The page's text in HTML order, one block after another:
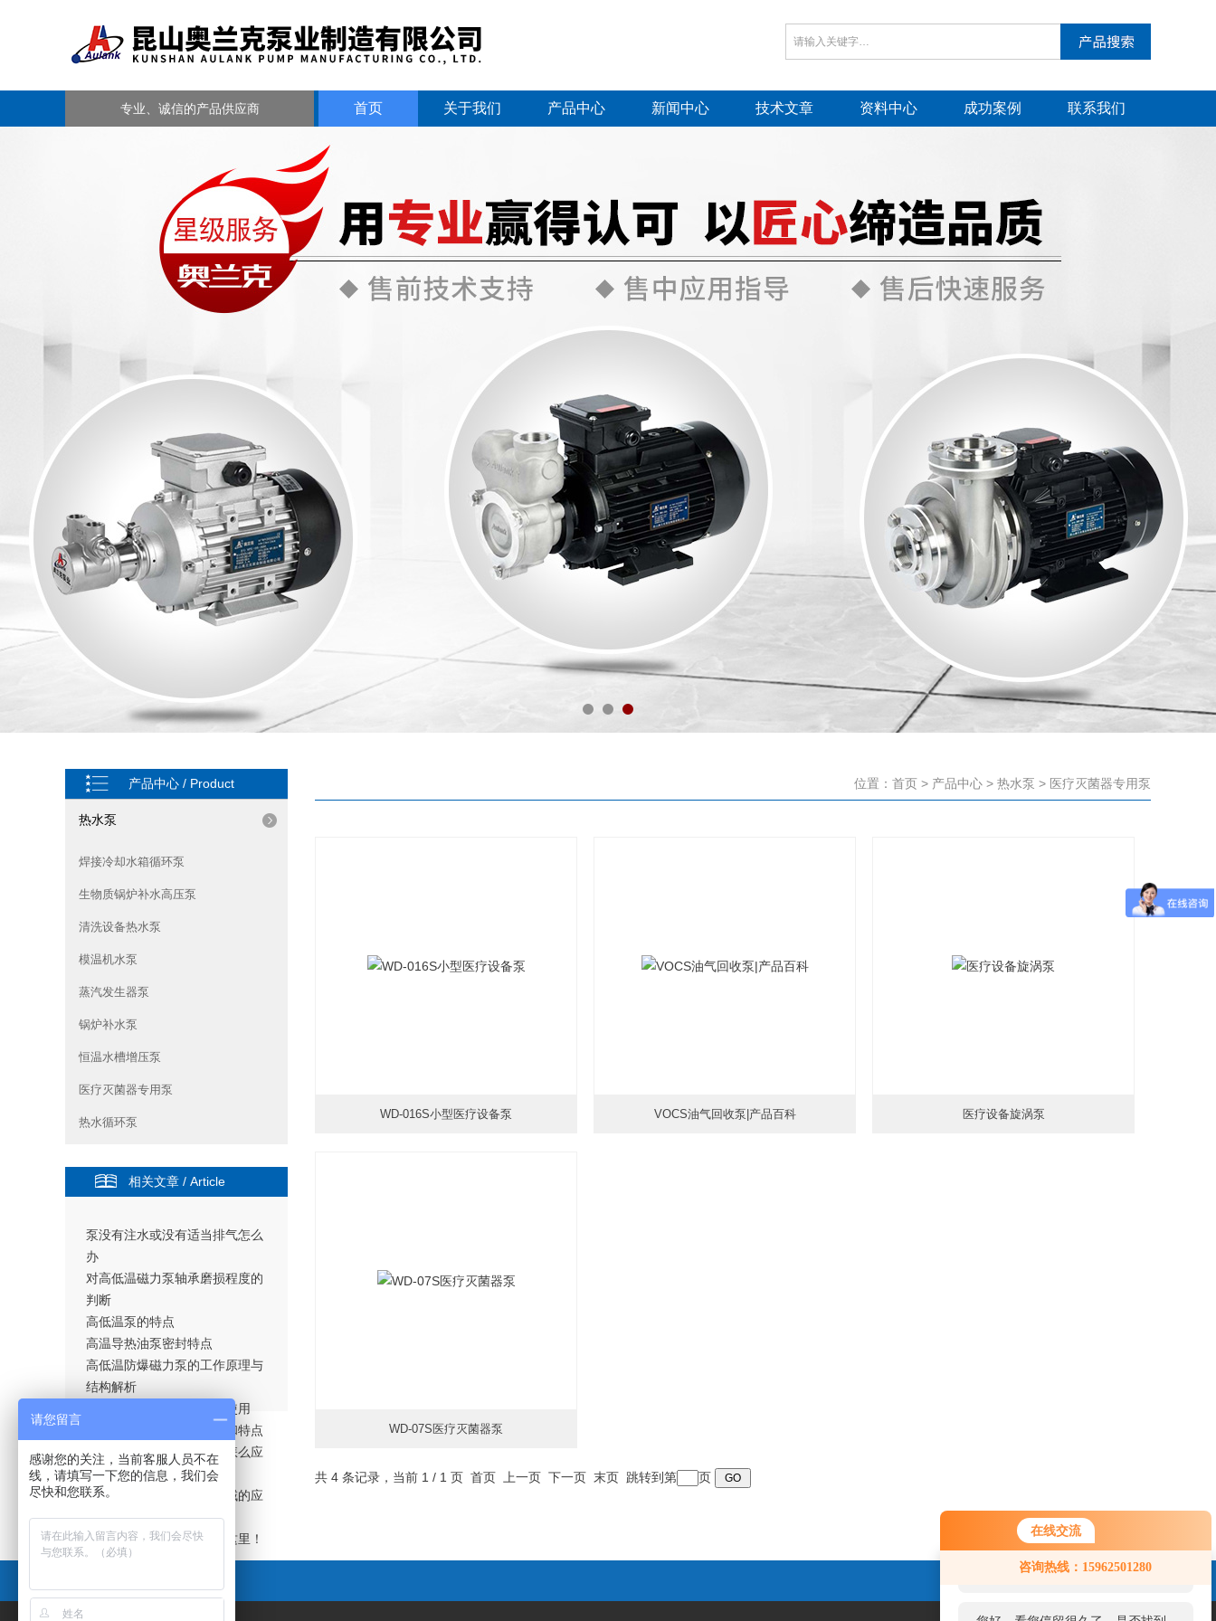
在线交流
咨询热线：15962501280
您好！欢迎前来咨询，很高兴为您
服务，请问您要咨询什么问题呢？
专业、诚信的产品供应商 首页 关于我们 产品中心 新闻中心 技术文章 资料中心 成功案例 联系我们
产品中心 / Product
热水泵
焊接冷却水箱循环泵
生物质锅炉补水高压泵
清洗设备热水泵
模温机水泵
蒸汽发生器泵
锅炉补水泵
恒温水槽增压泵
医疗灭菌器专用泵
热水循环泵
相关文章 / Article
泵没有注水或没有适当排气怎么
办
对高低温磁力泵轴承磨损程度的
判断
高低温泵的特点
高温导热油泵密封特点
高低温防爆磁力泵的工作原理与
结构解析
聊聊气液混合泵的原理及使用
高温循环油泵的使用范围和特点
高温热泵在化工行业具体怎么应
用？
高低温磁力泵在水处理领域的应
用前景
如何提升热油泵的扬程看这里！
位置： 首页 > 产品中心 > 热水泵 > 医疗灭菌器专用泵
WD-016S小型医疗设备泵 VOCS油气回收泵|产品百科 医疗设备旋涡泵
WD-07S医疗灭菌器泵
共 4 条记录，当前 1 / 1 页 首页 上一页 下一页 末页 跳转到第 页
请您留言
感谢您的关注，当前客服人员不在
线，请填写一下您的信息，我们会
尽快和您联系。